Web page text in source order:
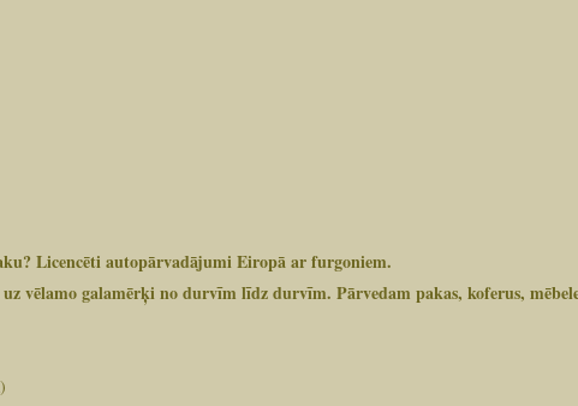
Licencēti autopārvadājumi Eiropā ar furgoniem.
vēlamo galamērķi no durvīm līdz durvīm. Pārvedam pakas, koferus,